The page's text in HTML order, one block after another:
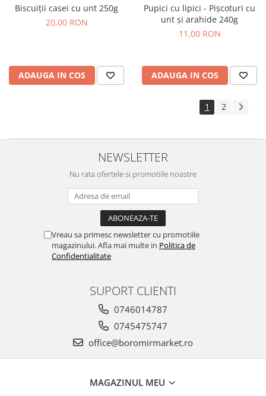
Biscuiții casei cu unt 250g
20,00 RON
ADAUGA IN COS
Pupici cu lipici - Pișcoturi cu
unt și arahide 240g
11,00 RON
ADAUGA IN COS
1 2
NEWSLETTER
Nu rata ofertele si promotiile noastre
Vreau sa primesc newsletter cu promotiile
magazinului. Afla mai multe in Politica de
Confidentialitate
SUPORT CLIENTI
0746014787
0745475747
office@boromirmarket.ro
MAGAZINUL MEU